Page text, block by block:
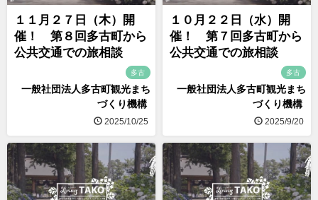
１１月２７日（木）開
催！ 第８回多古町から
公共交通での旅相談
多古
一般社団法人多古町観光まち
づくり機構
2025/10/25
１０月２２日（水）開
催！ 第７回多古町から
公共交通での旅相談
多古
一般社団法人多古町観光まち
づくり機構
2025/9/20